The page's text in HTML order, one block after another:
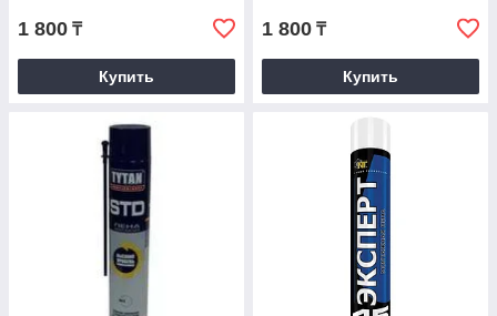
1 800 ₸
Купить
1 800 ₸
Купить